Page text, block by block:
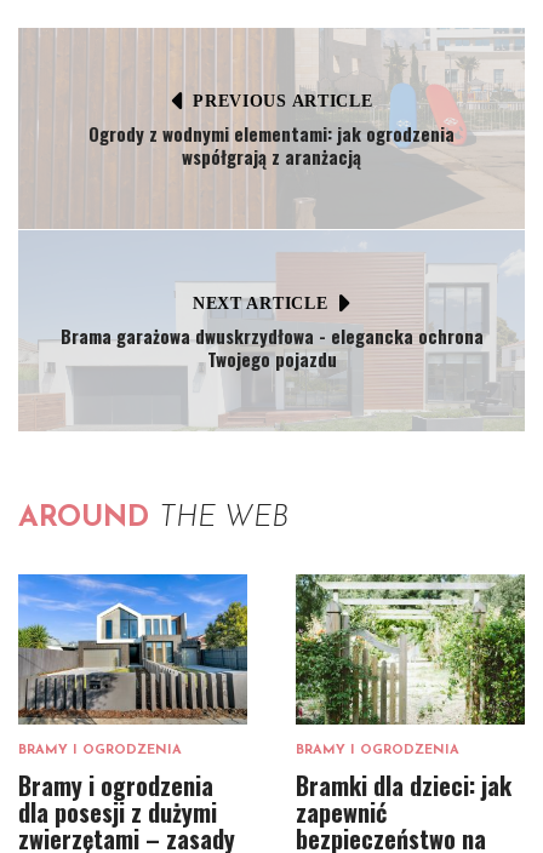
PREVIOUS ARTICLE
Ogrody z wodnymi elementami: jak ogrodzenia
współgrają z aranżacją
NEXT ARTICLE
Brama garażowa dwuskrzydłowa - elegancka ochrona
Twojego pojazdu
AROUND THE WEB
BRAMY I OGRODZENIA
Bramy i ogrodzenia
dla posesji z dużymi
zwierzętami – zasady
BRAMY I OGRODZENIA
Bramki dla dzieci: jak
zapewnić
bezpieczeństwo na